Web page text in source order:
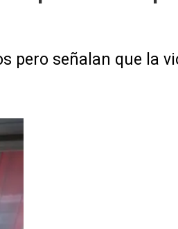
pero señalan que la